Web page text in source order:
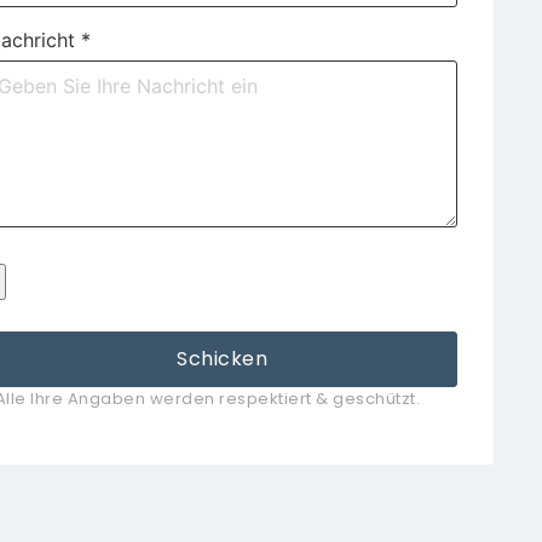
*
Schicken
Ihre Angaben werden respektiert & geschützt.